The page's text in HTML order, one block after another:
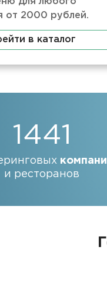
от 2000 рублей.
в каталог
1441
и ресторанов